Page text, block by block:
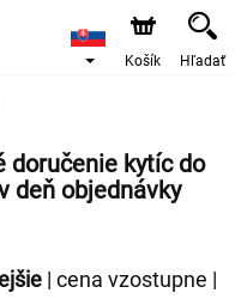
Košík Hľadať
doručenie kytíc do
deň objednávky
| cena vzostupne |